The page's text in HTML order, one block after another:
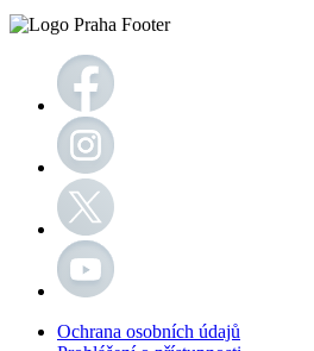
Ochrana osobních údajů